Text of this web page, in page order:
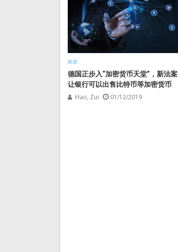
政策
德国正步入“加密货币天堂”，新法案
让银行可以出售比特币等加密货币
Hao, Zui 01/12/2019